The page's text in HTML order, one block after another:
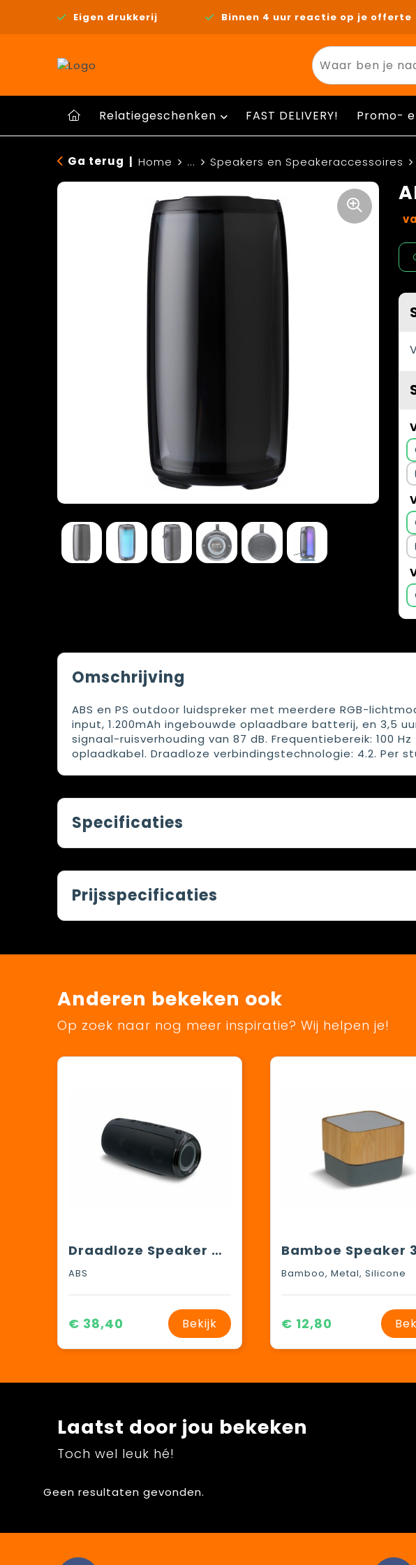
Eigen drukkerij Binnen 4 uur reactie op je offerte
Relatiegeschenken FAST DELIVERY! Promo-
Ga terug Home ... Speakers en Speakeraccessoires
Omschrijving
ABS en PS outdoor luidspreker met meerdere RGB-
input, 1.200mAh ingebouwde oplaadbare batterij, en 3,5
signaal-ruisverhouding van 87 dB. Frequentiebereik: 100
oplaadkabel. Draadloze verbindingstechnologie: 4.2. Per
Specificaties
Prijsspecificaties
Anderen bekeken ook
Op zoek naar nog meer inspiratie? Wij helpen je!
Draadloze Speaker met schouderband 20W
ABS
€ 38,40 Bekijk
Bamboe Speaker
Bamboo, Metal, Silicone
€ 12,80
Laatst door jou bekeken
Toch wel leuk hé!
Geen resultaten gevonden.